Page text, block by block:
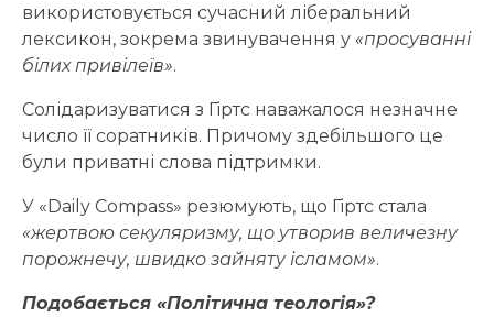
використовується сучасний ліберальний
лексикон, зокрема звинувачення у «просуванні
білих привілеїв».
Солідаризуватися з Гіртс наважалося незначне
число її соратників. Причому здебільшого це
були приватні слова підтримки.
У «Daily Compass» резюмують, що Гіртс стала
«жертвою секуляризму, що утворив величезну
порожнечу, швидко зайняту ісламом».
Подобається «Політична теологія»?